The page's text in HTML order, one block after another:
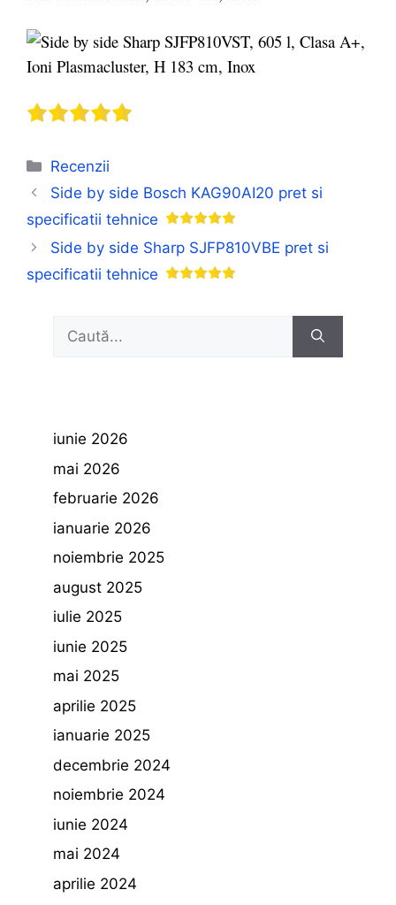
Categorii
Recenzii
Side by side Bosch KAG90AI20 pret si
specificatii tehnice
Side by side Sharp SJFP810VBE pret si
specificatii tehnice
Caută
iunie 2026
mai 2026
februarie 2026
ianuarie 2026
noiembrie 2025
august 2025
iulie 2025
iunie 2025
mai 2025
aprilie 2025
ianuarie 2025
decembrie 2024
noiembrie 2024
iunie 2024
mai 2024
aprilie 2024